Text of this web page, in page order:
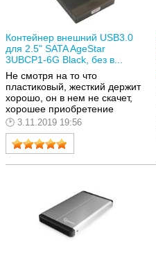
Контейнер внешний USB3.0
для 2.5" SATA AgeStar
3UBCP1-6G Black, без в...
Не смотря на то что
пластиковый, жесткий держит
хорошо, он в нем не скачет,
хорошее приобретение
3.11.2019 19:56